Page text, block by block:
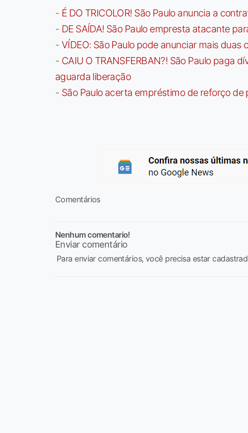
- É DO TRICOLOR! São Paulo anuncia a
- DE SAÍDA! São Paulo empresta atacante
- VÍDEO: São Paulo pode anunciar mais duas
- CAIU O TRANSFERBAN?! São Paulo paga
aguarda liberação
- São Paulo acerta empréstimo de reforço
Comentários
Nenhum comentario!
Enviar comentário
Para enviar comentários, você precisa estar